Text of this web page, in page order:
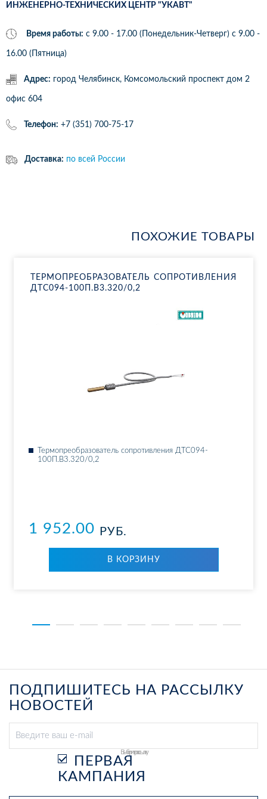
ИНЖЕНЕРНО-ТЕХНИЧЕСКИХ ЦЕНТР "УКАВТ"
Время работы: с 9.00 - 17.00 (Понедельник-Четверг) c 9.00 -
16.00 (Пятница)
Адрес: город Челябинск, Комсомольский проспект дом 2
офис 604
Телефон: +7 (351) 700-75-17
Доставка: по всей России
ПОХОЖИЕ ТОВАРЫ
ТЕР­МО­ПРЕ­ОБ­РА­ЗО­ВА­ТЕЛЬ СО­ПРО­ТИВ­ЛЕ­НИЯ
ДТ­С094-100П.В3.320/0,2
Тер­мо­пре­об­ра­зо­ва­тель со­про­тив­ле­ния ДТ­С094-
100П.В3.320/0,2
1 952.00 РУБ.
В КОР­ЗИ­НУ
ПОДПИШИТЕСЬ НА РАССЫЛКУ
НОВОСТЕЙ
Выберите рассылку
ПЕРВАЯ
КАМПАНИЯ